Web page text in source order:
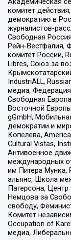
комитет
демократию в
журналистов-
Свободная
Рейн-Вестфалия,
комитет России,
Libres, Союз за
IndustriALL,
медиа, Федерация
Свободная
Восточной
gGmbH,
демократии и
Копелева,
Cultural Vistas,
Антивоенное
международных
им Питера Мунка,
альянс, Школа
Патерсона,
Немцова за
свободу,
Комитет
Occupation of
медиа,